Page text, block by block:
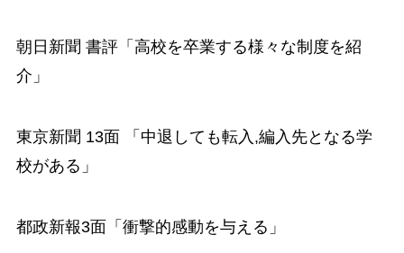
朝日新聞 書評「高校を卒業する様々な制度を紹
介」
東京新聞 13面 「中退しても転入,編入先となる学
校がある」
都政新報3面「衝撃的感動を与える」